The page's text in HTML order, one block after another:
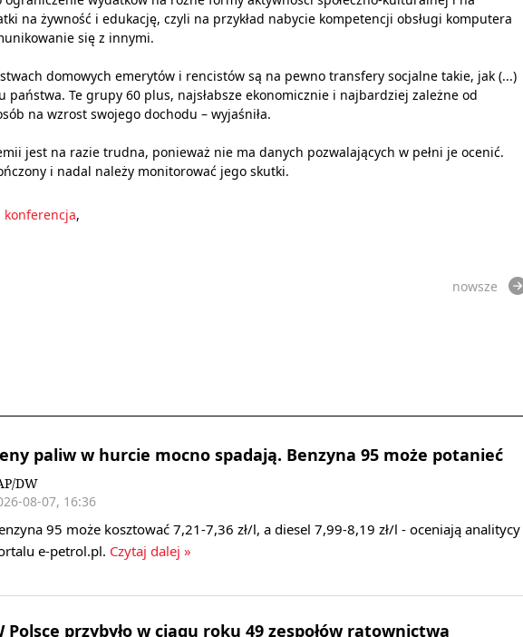
na żywność i edukację, czyli na przykład nabycie kompetencji obsługi komputera
się z innymi.
domowych emerytów i rencistów są na pewno transfery socjalne takie, jak (...)
państwa. Te grupy 60 plus, najsłabsze ekonomicznie i najbardziej zależne od
na wzrost swojego dochodu – wyjaśniła.
jest na razie trudna, ponieważ nie ma danych pozwalających w pełni je ocenić.
i nadal należy monitorować jego skutki.
konferencja,
nowsze
paliw w hurcie mocno spadają. Benzyna 95 może potanieć
DW
08-07, 16:36
95 może kosztować 7,21-7,36 zł/l, a diesel 7,99-8,19 zł/l - oceniają analitycy
e-petrol.pl. Czytaj dalej »
Polsce przybyło w ciągu roku 49 zespołów ratownictwa